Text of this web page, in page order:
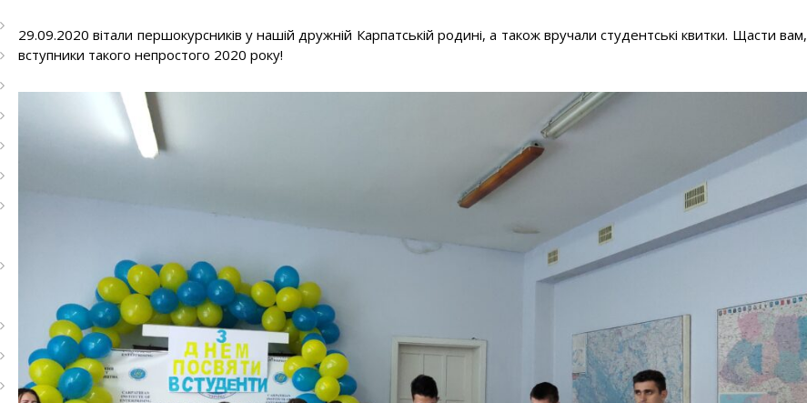
29.09.2020 вітали першокурсників у нашій дружній Карпатській родині, а також вручали студентські квитки. Щасти вам,
вступники такого непростого 2020 року!